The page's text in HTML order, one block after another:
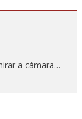
a cámara…